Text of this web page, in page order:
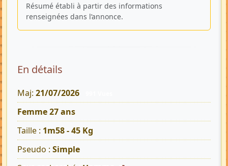
Résumé établi à partir des informations
renseignées dans l’annonce.
En détails
Maj: 21/07/2026
Femme 27 ans
Taille : 1m58 - 45 Kg
Pseudo : Simple